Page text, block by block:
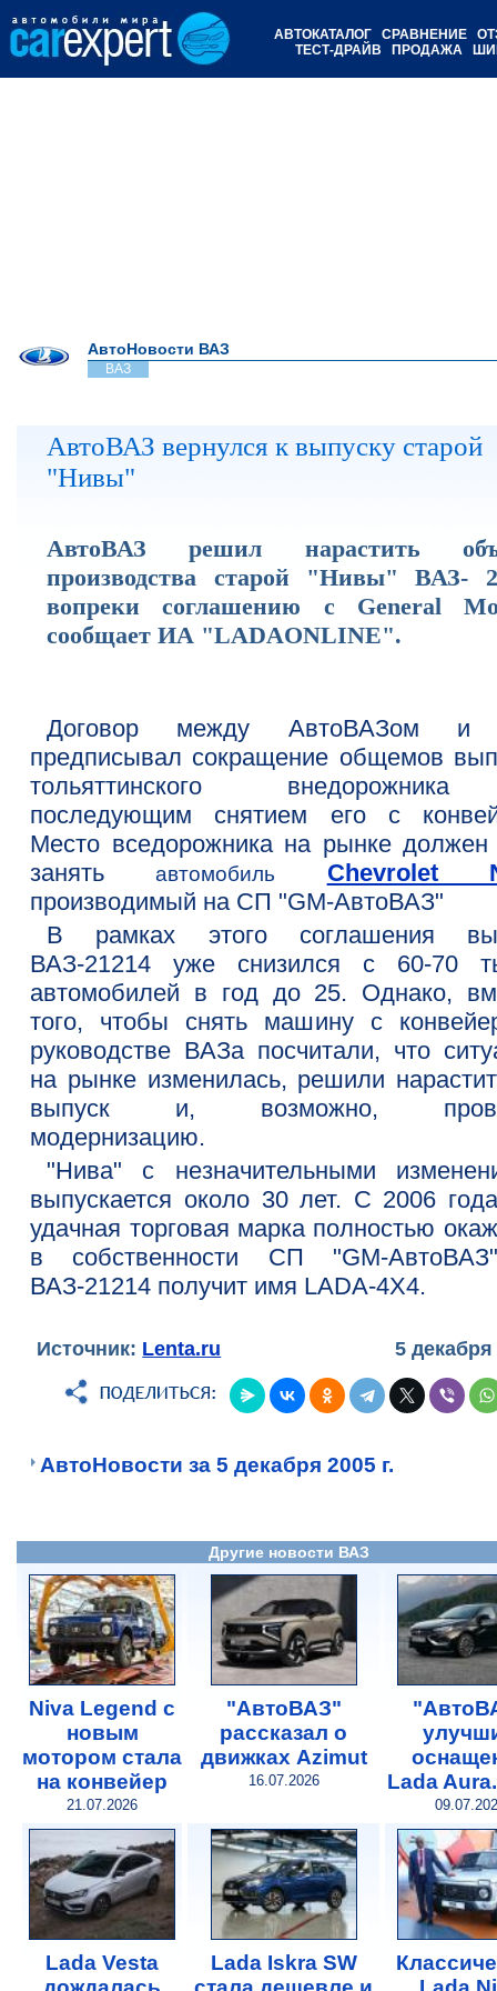
АВТОКАТАЛОГ СРАВНЕНИЕ
ТЕСТ-ДРАЙВ
ПРОДАЖА
АвтоНовости ВАЗ
ВАЗ
АвтоВАЗ вернулся к выпуску старой
"Нивы"
АвтоВАЗ решил нарастить
производства старой "Нивы" ВАЗ-
вопреки соглашению с General
сообщает ИА "LADAONLINE".
Договор между АвтоВАЗом и
предписывал сокращение общемов
тольяттинского
последующим снятием его с
Место вседорожника на рынке
занятьавтомобиль
Chevrolet
производимый на СП "GM-АвтоВАЗ"
В рамках этого соглашения
ВАЗ-21214 уже снизился с 60-70
автомобилей в год до 25. Однако,
того, чтобы снять машину с
руководстве ВАЗа посчитали, что
на рынке изменилась, решили
выпуск и, возможно,
модернизацию.
"Нива" с незначительными
выпускается около 30 лет. С 2006
удачная торговая марка полностью
в собственности СП "GM-
ВАЗ-21214 получит имя LADA-4X4.
Источник: Lenta.ru 5 декабря
АвтоНовости за 5 декабря 2005 г.
Другие новости ВАЗ
Niva Legend с
новым
мотором стала
на конвейер
21.07.2026
"АвтоВАЗ"
рассказал о
движках Azimut
16.07.2026
Lada
Lada Vesta
Lada Iskra SW